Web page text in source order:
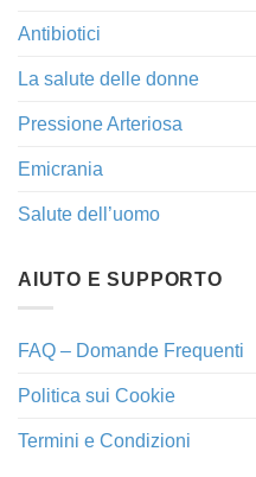
Antibiotici
La salute delle donne
Pressione Arteriosa
Emicrania
Salute dell’uomo
AIUTO E SUPPORTO
FAQ – Domande Frequenti
Politica sui Cookie
Termini e Condizioni